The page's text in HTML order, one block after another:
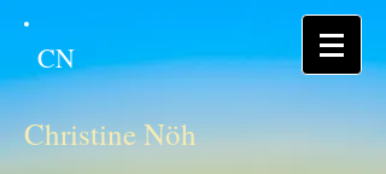
CN
Christine Nöh